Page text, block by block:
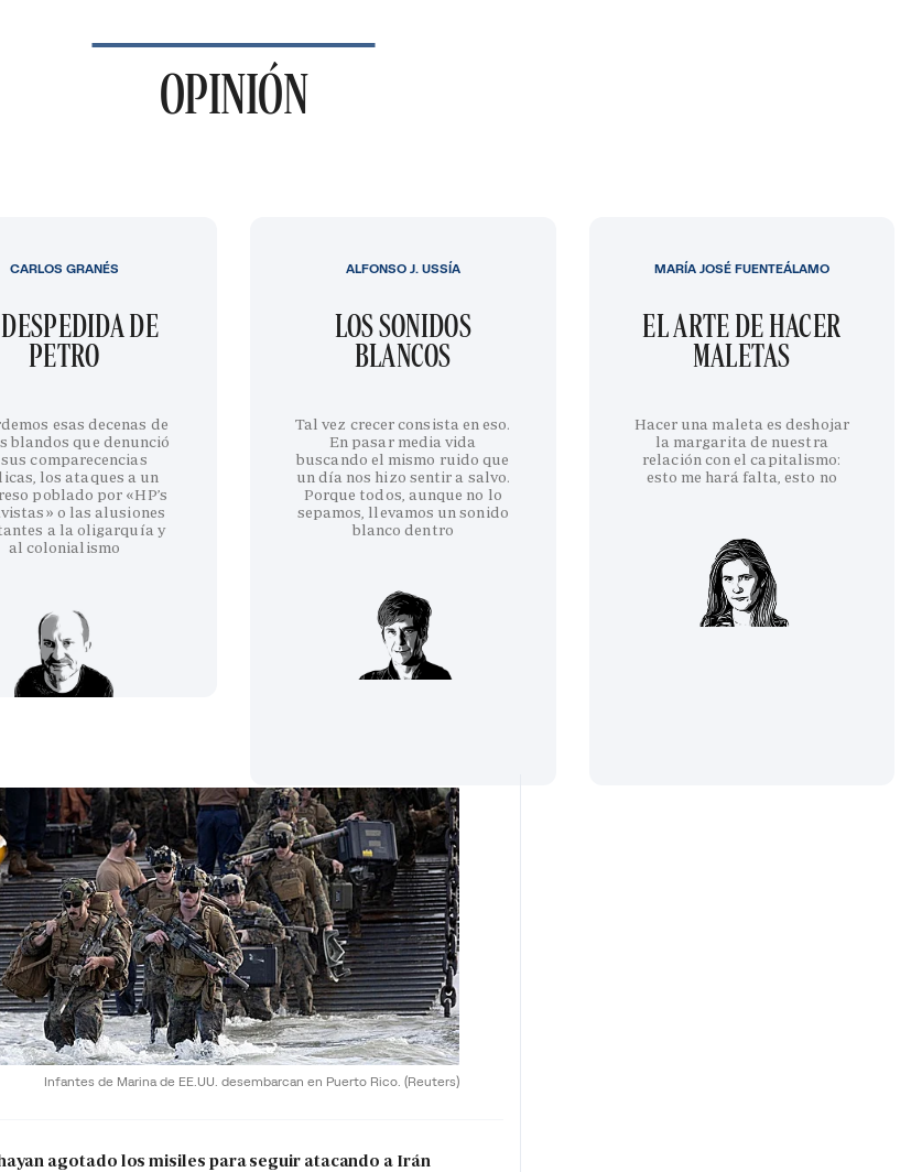
OPINIÓN
DE
PETRO
esas decenas de
blandos que denunció
comparecencias
los ataques a un
poblado por «HP’s
o las alusiones
a la oligarquía y
al colonialismo
CARLOS GRANÉS
LOS SONIDOS
BLANCOS
Tal vez crecer consista en eso.
En pasar media vida
buscando el mismo ruido que
un día nos hizo sentir a salvo.
Porque todos, aunque no lo
sepamos, llevamos un sonido
blanco dentro
ALFONSO J. USSÍA
EL ARTE DE HACER
MALETAS
Hacer una maleta es deshojar
la margarita de nuestra
relación con el capitalismo:
esto me hará falta, esto no
MARÍA JOSÉ FUENTEÁLAMO
Infantes de Marina de EE.UU. desembarcan en Puerto Rico. (Reuters)
agotado los misiles para seguir atacando a Irán